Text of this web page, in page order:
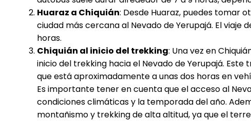
Huaraz a Chiquián: Desde Huaraz, puedes tomar
ciudad más cercana al Nevado de Yerupajá. El viaje
horas.
Chiquián al inicio del trekking: Una vez en
inicio del trekking hacia el Nevado de Yerupajá.
que está aproximadamente a unas dos horas en
Es importante tener en cuenta que el acceso al
condiciones climáticas y la temporada del año.
montañismo y trekking de alta altitud, ya que el